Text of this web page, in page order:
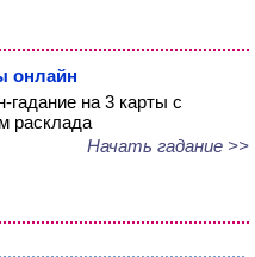
онлайн
гадание на 3 карты с
расклада
Начать гадание >>